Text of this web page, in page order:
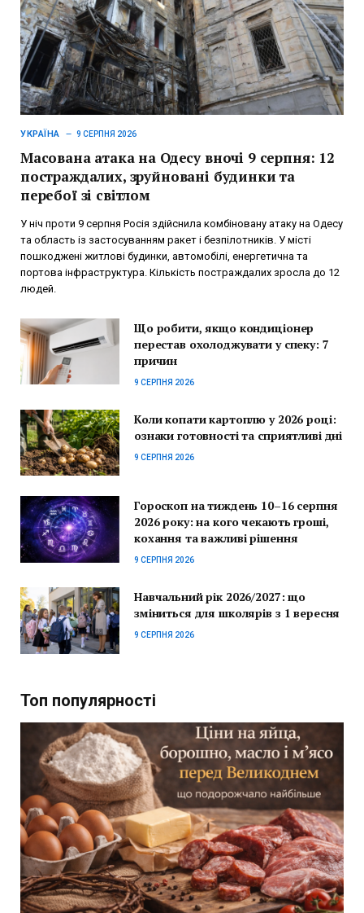
УКРАЇНА 9 СЕРПНЯ 2026
Масована атака на Одесу вночі 9 серпня: 12
постраждалих, зруйновані будинки та
перебої зі світлом
У ніч проти 9 серпня Росія здійснила комбіновану атаку на Одесу
та область із застосуванням ракет і безпілотників. У місті
пошкоджені житлові будинки, автомобілі, енергетична та
портова інфраструктура. Кількість постраждалих зросла до 12
людей.
Що робити, якщо кондиціонер
перестав охолоджувати у спеку: 7
причин
9 СЕРПНЯ 2026
Коли копати картоплю у 2026 році:
ознаки готовності та сприятливі дні
9 СЕРПНЯ 2026
Гороскоп на тиждень 10–16 серпня
2026 року: на кого чекають гроші,
кохання та важливі рішення
9 СЕРПНЯ 2026
Навчальний рік 2026/2027: що
зміниться для школярів з 1 вересня
9 СЕРПНЯ 2026
Топ популярності